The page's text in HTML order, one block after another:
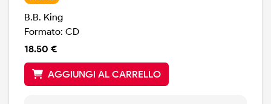
B.B. King
Formato: CD
18.50 €
AGGIUNGI AL CARRELLO